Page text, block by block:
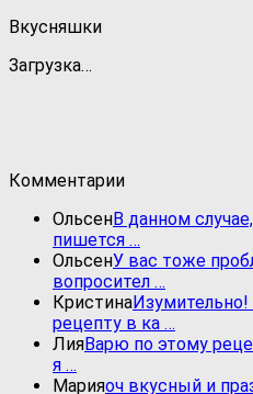
Вкусняшки
Загрузка…
Комментарии
ОльсенВ данном
пишется …
ОльсенУ вас тоже
вопросител …
Кристина
рецепту в ка …
ЛияВарю по этому
я …
Марияоч вкусный и